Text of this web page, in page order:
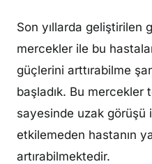
Son yıllarda geliştirilen
mercekler ile bu
güçlerini arttırabilme
başladık. Bu mercekler
sayesinde uzak
etkilemeden hastanın
artırabilmektedir.